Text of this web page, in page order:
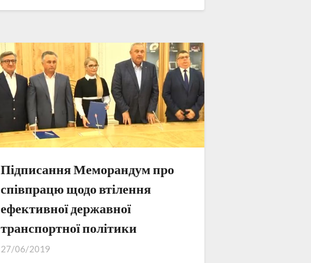
Підписання Меморандум про
співпрацю щодо втілення
ефективної державної
транспортної політики
27/06/2019